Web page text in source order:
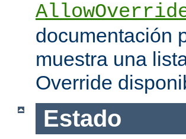
documentación
muestra una
Override
Estado